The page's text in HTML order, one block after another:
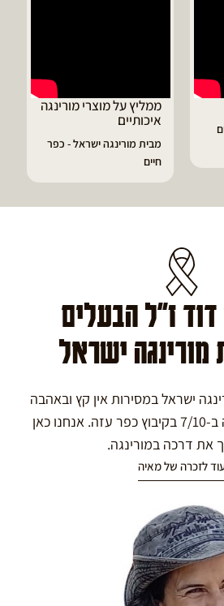
מורינגה
דיוויד ממליץ על טבליות
הפסקתי לסבול מהתקפי
ז"ל הבעלים
מורינגה ישראל
ישראל במסירות אין קץ ובאהבה
גדולה. מאיה נרצחה ב-7/10 בקיבוץ כפר עזה. אנחנו כאן
את דרכה במורינגה.
לזכרה של מאיה